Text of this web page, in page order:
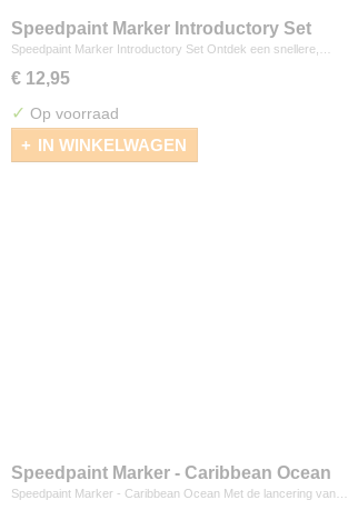
Speedpaint Marker Introductory Set
Speedpaint Marker Introductory Set Ontdek een snellere,…
€ 12,95
✓ Op voorraad
IN WINKELWAGEN
Speedpaint Marker - Caribbean Ocean
Speedpaint Marker - Caribbean Ocean Met de lancering van…